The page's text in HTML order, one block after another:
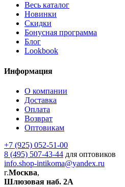
Весь каталог
Новинки
Скидки
Бонусная программа
Блог
Lookbook
Информация
О компании
Доставка
Оплата
Возврат
Оптовикам
+7 (925) 052-51-00
8 (495) 507-43-44 для оптовиков
info.shop-intikoma@yandex.ru
г.Москва,
Шлюзовая наб. 2А